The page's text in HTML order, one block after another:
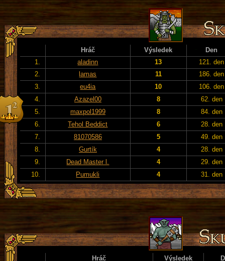
Hráč Výsledek
Den
1.
aladinn 13
121. den
2.
lamas 11
186. den
3.
eu4ia 10
106. den
4.
Azazel00 8
62. den
5.
maxpol1999 8
84. den
6.
Tehol Beddict 6
28. den
7.
81070586 5
49. den
8.
Gurtík 4
28. den
9.
Dead Master l. 4
29. den
10.
Pumukli 4 31. den
Hráč Výsledek